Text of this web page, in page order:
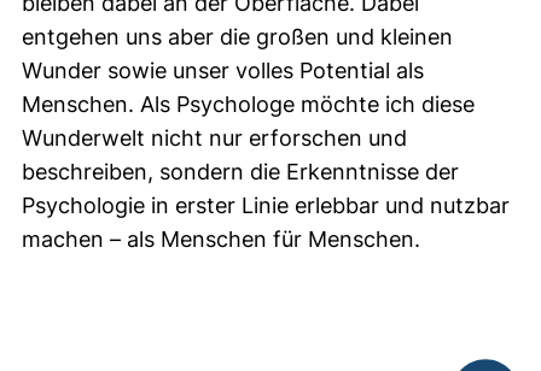
entgehen uns aber die großen und kleinen
Wunder sowie unser volles Potential als
Menschen. Als Psychologe möchte ich diese
Wunderwelt nicht nur erforschen und
beschreiben, sondern die Erkenntnisse der
Psychologie in erster Linie erlebbar und nutzbar
machen – als Menschen für Menschen.